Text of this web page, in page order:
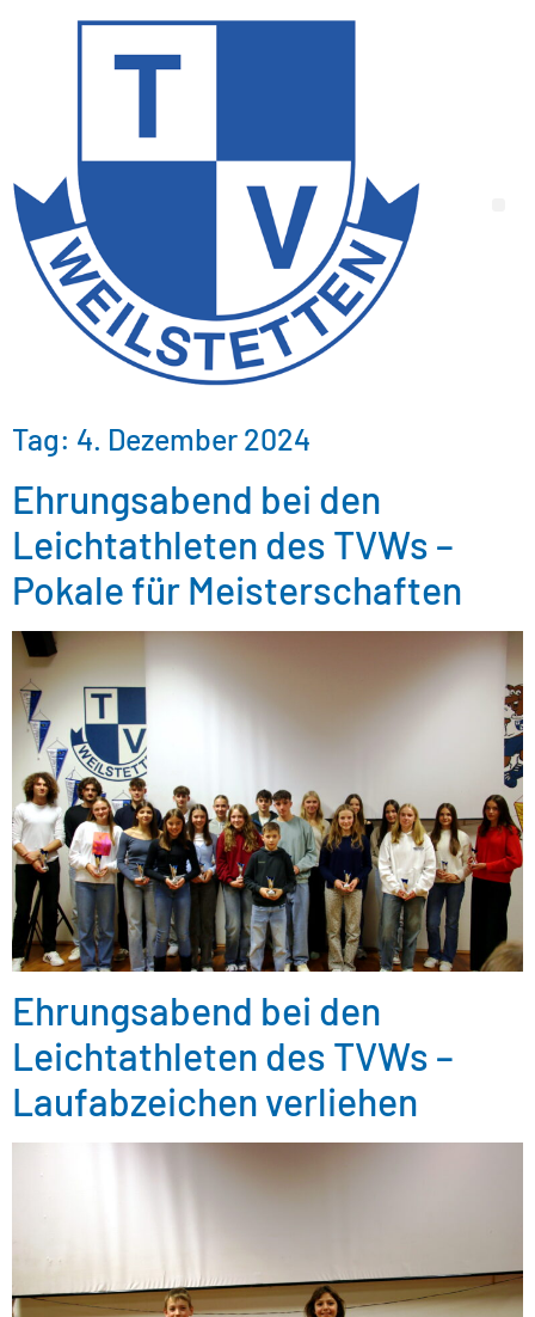
Tag: 4. Dezember 2024
Ehrungsabend bei den
Leichtathleten des TVWs –
Pokale für Meisterschaften
Ehrungsabend bei den
Leichtathleten des TVWs –
Laufabzeichen verliehen